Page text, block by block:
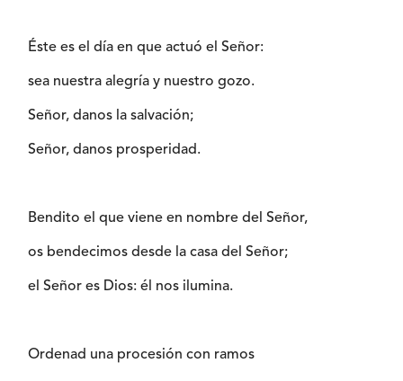
Éste es el día en que actuó el Señor:
sea nuestra alegría y nuestro gozo.
Señor, danos la salvación;
Señor, danos prosperidad.
Bendito el que viene en nombre del Señor,
os bendecimos desde la casa del Señor;
el Señor es Dios: él nos ilumina.
Ordenad una procesión con ramos